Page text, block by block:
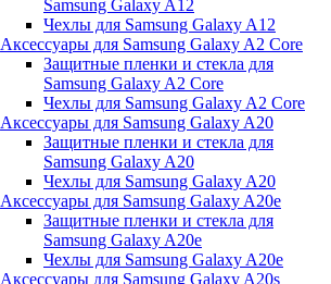
Samsung Galaxy A12
Чехлы для Samsung Galaxy A12
Аксессуары для Samsung Galaxy A2 Core
Защитные пленки и стекла для
Samsung Galaxy A2 Core
Чехлы для Samsung Galaxy A2 Core
Аксессуары для Samsung Galaxy A20
Защитные пленки и стекла для
Samsung Galaxy A20
Чехлы для Samsung Galaxy A20
Аксессуары для Samsung Galaxy A20e
Защитные пленки и стекла для
Samsung Galaxy A20e
Чехлы для Samsung Galaxy A20e
Аксессуары для Samsung Galaxy A20s